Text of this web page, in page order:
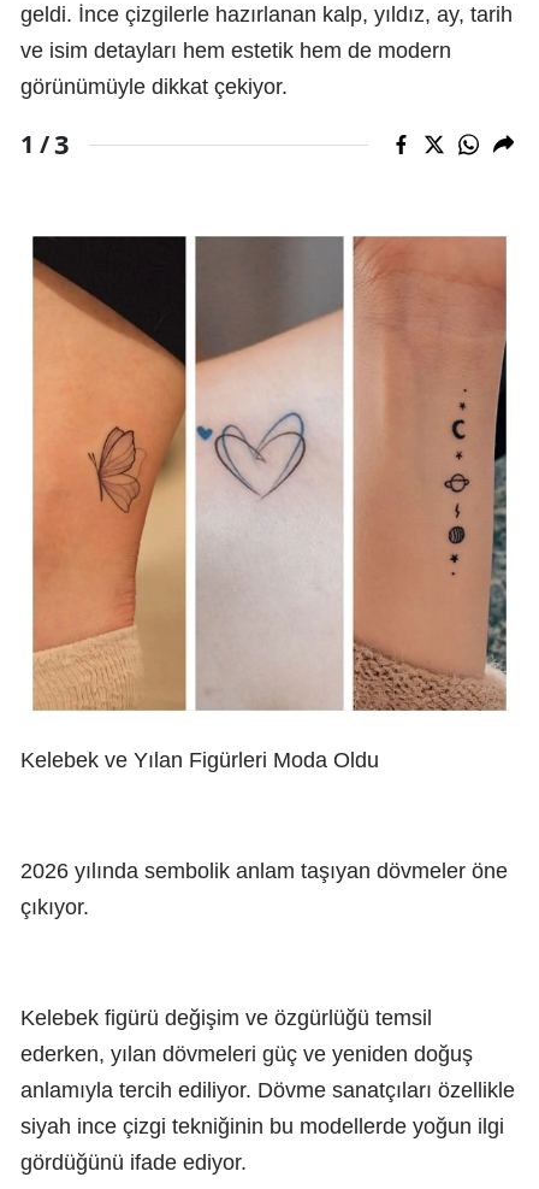
geldi. İnce çizgilerle hazırlanan kalp, yıldız, ay, tarih
ve isim detayları hem estetik hem de modern
görünümüyle dikkat çekiyor.
1 /3
Kelebek ve Yılan Figürleri Moda Oldu
2026 yılında sembolik anlam taşıyan dövmeler öne
çıkıyor.
Kelebek figürü değişim ve özgürlüğü temsil
ederken, yılan dövmeleri güç ve yeniden doğuş
anlamıyla tercih ediliyor. Dövme sanatçıları özellikle
siyah ince çizgi tekniğinin bu modellerde yoğun ilgi
gördüğünü ifade ediyor.